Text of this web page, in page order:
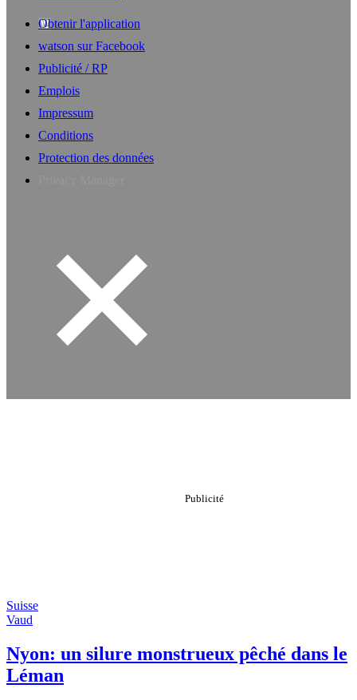
Obtenir l'application
watson sur Facebook
Publicité / RP
Emplois
Impressum
Conditions
Protection des données
Suisse
Vaud
Nyon: un silure monstrueux pêché dans le
Léman